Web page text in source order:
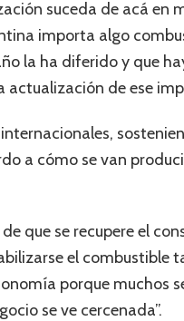
suceda de acá en
importa algo
la ha diferido y que
de ese
a cómo se van
que se recupere el
el
porque muchos
se ve cercenada”.